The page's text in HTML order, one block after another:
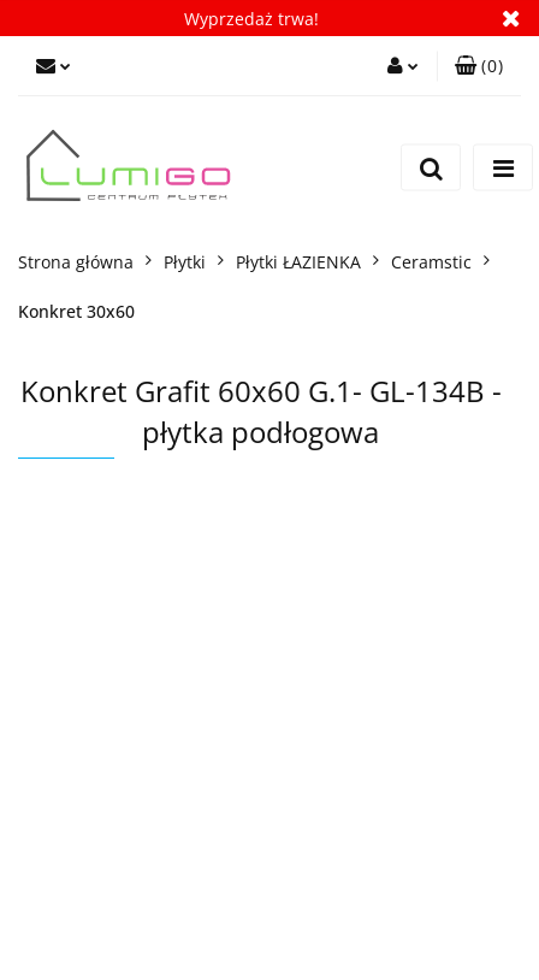
Wyprzedaż trwa!
(0)
Strona główna Płytki Płytki ŁAZIENKA Ceramstic
Konkret 30x60
Konkret Grafit 60x60 G.1- GL-134B -
płytka podłogowa